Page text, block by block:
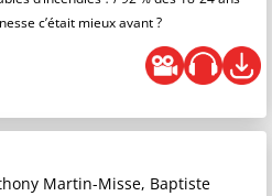
c’était mieux avant ?
Martin-Misse, Baptiste